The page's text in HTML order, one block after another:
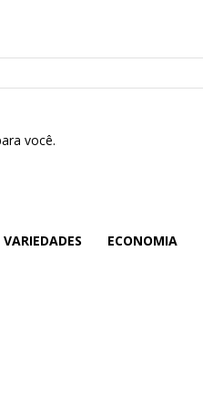
você.
VARIEDADES ECONOMIA